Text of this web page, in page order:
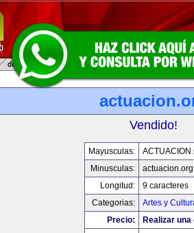
Vendido!
Mayusculas:
Minusculas:
actuacion.org
Longitud:
9 caracteres
Categorias:
Artes y
Precio:
Realizar